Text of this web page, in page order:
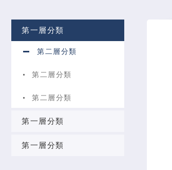
第一層分類
第二層分類
第二層分類
第二層分類
第一層分類
第一層分類